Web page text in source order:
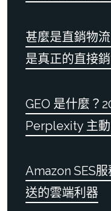
甚麼是直銷物
是真正的直接銷
GEO 是什麼？
Perplexity 主
Amazon SES
送的雲端利器